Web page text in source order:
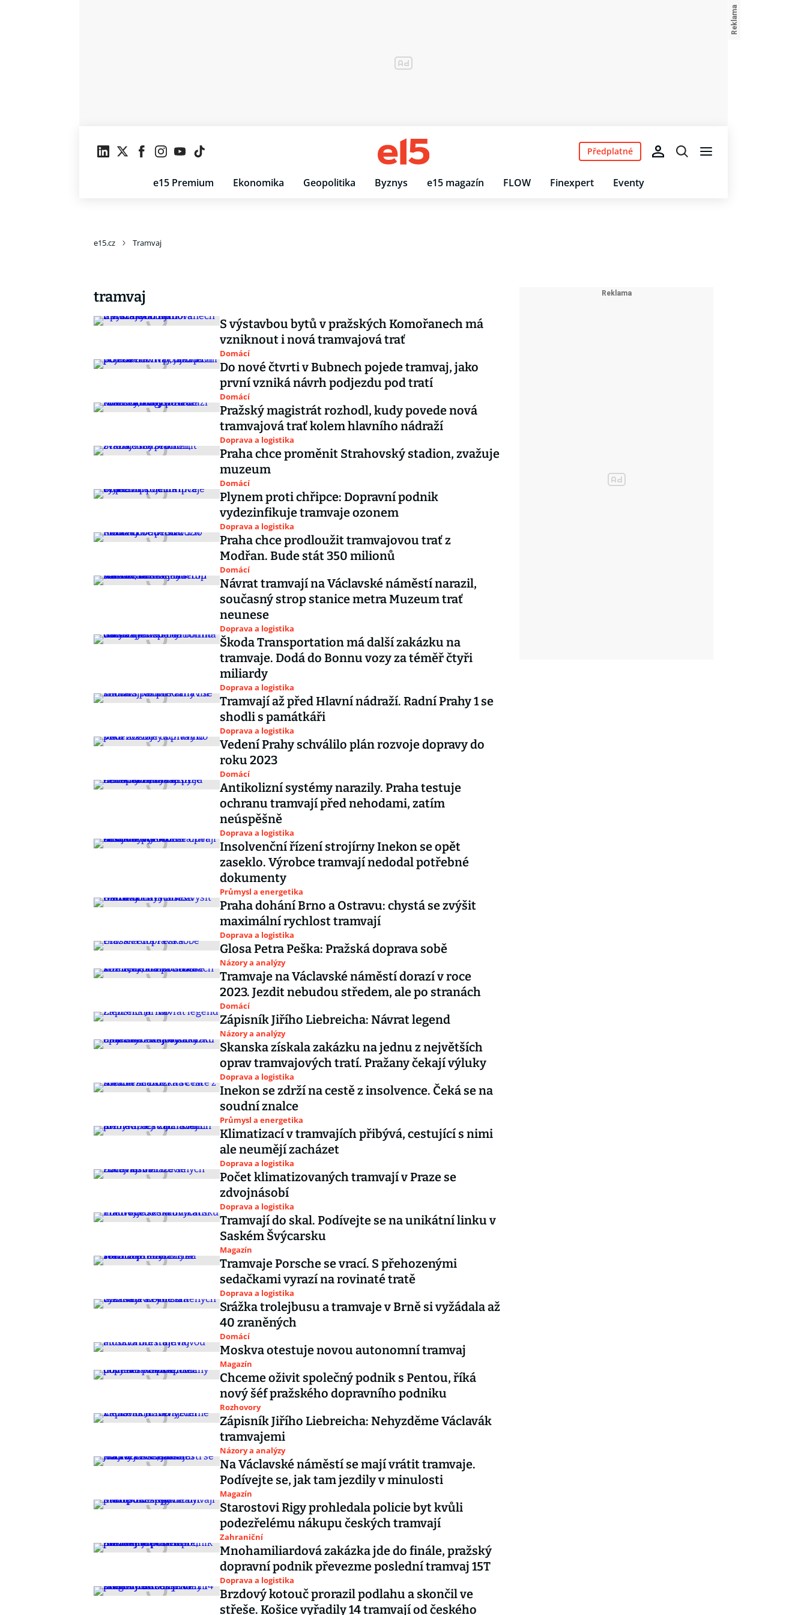
e15 Premium Ekonomika Geopolitika Byznys e15 magazín FLOW Finexpert Eventy
Předplatné
e15.cz Tramvaj
tramvaj
S výstavbou bytů v pražských Komořanech má
vzniknout i nová tramvajová trať
Domácí
Do nové čtvrti v Bubnech pojede tramvaj, jako
první vzniká návrh podjezdu pod tratí
Domácí
Pražský magistrát rozhodl, kudy povede nová
tramvajová trať kolem hlavního nádraží
Doprava a logistika
Praha chce proměnit Strahovský stadion, zvažuje
muzeum
Domácí
Plynem proti chřipce: Dopravní podnik
vydezinfikuje tramvaje ozonem
Doprava a logistika
Praha chce prodloužit tramvajovou trať z
Modřan. Bude stát 350 milionů
Domácí
Návrat tramvají na Václavské náměstí narazil,
současný strop stanice metra Muzeum trať
neunese
Doprava a logistika
Škoda Transportation má další zakázku na
tramvaje. Dodá do Bonnu vozy za téměř čtyři
miliardy
Doprava a logistika
Tramvají až před Hlavní nádraží. Radní Prahy 1 se
shodli s památkáři
Doprava a logistika
Vedení Prahy schválilo plán rozvoje dopravy do
roku 2023
Domácí
Antikolizní systémy narazily. Praha testuje
ochranu tramvají před nehodami, zatím
neúspěšně
Doprava a logistika
Insolvenční řízení strojírny Inekon se opět
zaseklo. Výrobce tramvají nedodal potřebné
dokumenty
Průmysl a energetika
Praha dohání Brno a Ostravu: chystá se zvýšit
maximální rychlost tramvají
Doprava a logistika
Glosa Petra Peška: Pražská doprava sobě
Názory a analýzy
Tramvaje na Václavské náměstí dorazí v roce
2023. Jezdit nebudou středem, ale po stranách
Domácí
Zápisník Jiřího Liebreicha: Návrat legend
Názory a analýzy
Skanska získala zakázku na jednu z největších
oprav tramvajových tratí. Pražany čekají výluky
Doprava a logistika
Inekon se zdrží na cestě z insolvence. Čeká se na
soudní znalce
Průmysl a energetika
Klimatizací v tramvajích přibývá, cestující s nimi
ale neumějí zacházet
Doprava a logistika
Počet klimatizovaných tramvají v Praze se
zdvojnásobí
Doprava a logistika
Tramvají do skal. Podívejte se na unikátní linku v
Saském Švýcarsku
Magazín
Tramvaje Porsche se vrací. S přehozenými
sedačkami vyrazí na rovinaté tratě
Doprava a logistika
Srážka trolejbusu a tramvaje v Brně si vyžádala až
40 zraněných
Domácí
Moskva otestuje novou autonomní tramvaj
Magazín
Chceme oživit společný podnik s Pentou, říká
nový šéf pražského dopravního podniku
Rozhovory
Zápisník Jiřího Liebreicha: Nehyzděme Václavák
tramvajemi
Názory a analýzy
Na Václavské náměstí se mají vrátit tramvaje.
Podívejte se, jak tam jezdily v minulosti
Magazín
Starostovi Rigy prohledala policie byt kvůli
podezřelému nákupu českých tramvají
Zahraniční
Mnohamiliardová zakázka jde do finále, pražský
dopravní podnik převezme poslední tramvaj 15T
Doprava a logistika
Brzdový kotouč prorazil podlahu a skončil ve
střeše. Košice vyřadily 14 tramvají od českého